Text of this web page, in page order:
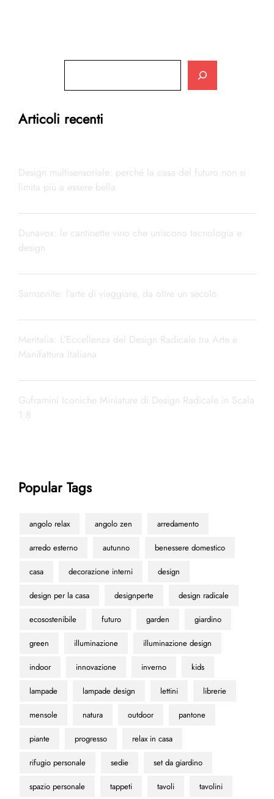
Articoli recenti
Design multisensoriale: perché la casa del futuro non si
limita più a essere bella
Dunavox: le cantinette vino che uniscono tecnologia e
design
Samsonite: l’arte di viaggiare, da oltre un secolo
Meritalia: L’Eccellenza del Design Radicale tra Arte e
Manifattura Italiana
Guframini Iconiche Miniature di Design Radicale in Scala
1:8
Popular Tags
angolo relax angolo zen arredamento
arredo esterno autunno benessere domestico
casa decorazione interni design
design per la casa designperte design radicale
ecosostenibile futuro garden giardino
green illuminazione illuminazione design
indoor innovazione inverno kids
lampade lampade design lettini librerie
mensole natura outdoor pantone
piante progresso relax in casa
rifugio personale sedie set da giardino
spazio personale tappeti tavoli tavolini